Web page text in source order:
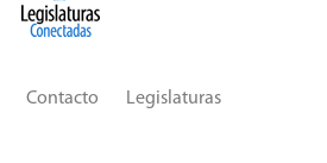
Contacto Legislaturas